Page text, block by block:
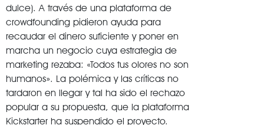
dulce). A través de una plataforma de
crowdfounding pidieron ayuda para
recaudar el dinero suficiente y poner en
marcha un negocio cuya estrategia de
marketing rezaba: «Todos tus olores no son
humanos». La polémica y las críticas no
tardaron en llegar y tal ha sido el rechazo
popular a su propuesta, que la plataforma
Kickstarter ha suspendido el proyecto.